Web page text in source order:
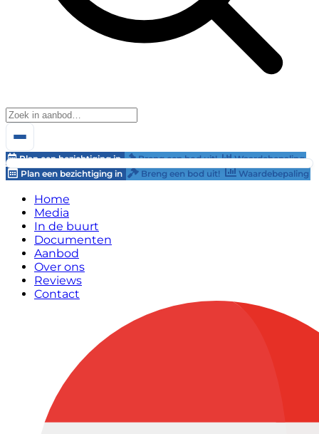
Plan een bezichtiging in Breng een bod uit!
Waardebepaling
Plan een bezichtiging in
Breng een bod uit! Waardebepaling
Home
Media
In de buurt
Documenten
Aanbod
Over ons
Reviews
Contact